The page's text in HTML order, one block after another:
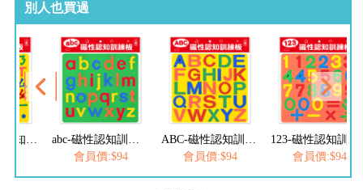
別人也買過
會員價:$94
會員價:$94
會員價:$94